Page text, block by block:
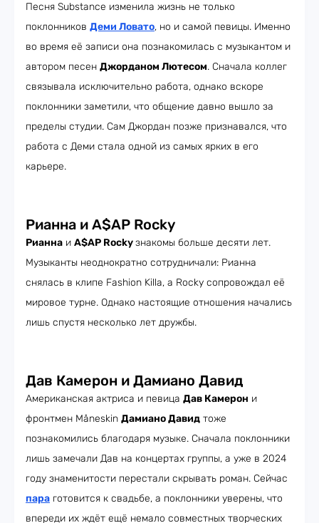
Песня Substance изменила жизнь не только
поклонников Деми Ловато, но и самой певицы. Именно
во время её записи она познакомилась с музыкантом и
автором песен Джорданом Лютесом. Сначала коллег
связывала исключительно работа, однако вскоре
поклонники заметили, что общение давно вышло за
пределы студии. Сам Джордан позже признавался, что
работа с Деми стала одной из самых ярких в его
карьере.
Рианна и A$AP Rocky
Рианна и A$AP Rockyзнакомы больше десяти лет.
Музыканты неоднократно сотрудничали: Рианна
снялась в клипе Fashion Killa, а Rocky сопровождал её
мировое турне. Однако настоящие отношения начались
лишь спустя несколько лет дружбы.
Дав Камерон и Дамиано Давид
Американская актриса и певица Дав Камерон и
фронтмен Måneskin Дамиано Давид тоже
познакомились благодаря музыке. Сначала поклонники
лишь замечали Дав на концертах группы, а уже в 2024
году знаменитости перестали скрывать роман. Сейчас
пара готовится к свадьбе, а поклонники уверены, что
впереди их ждёт ещё немало совместных творческих